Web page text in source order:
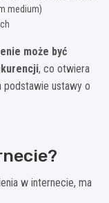
medium)
może być
, co otwiera
ustawy o
w internecie, ma